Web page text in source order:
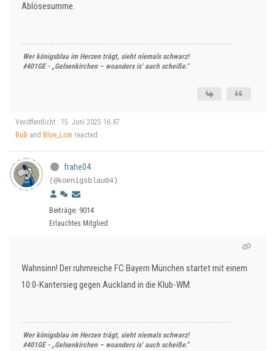
Ablösesumme.
Wer königsblau im Herzen trägt, sieht niemals schwarz!
#401GE - „Gelsenkirchen – woanders is’ auch scheiße.“
Veröffentlicht : 15. Juni 2025 16:47
BuB and Blue_Lion reacted
frahe04
(@koenigsblau04)
Beiträge: 9014
Erlauchtes Mitglied
Wahnsinn! Der ruhmreiche FC Bayern München startet mit einem
10:0-Kantersieg gegen Auckland in die Klub-WM.
Wer königsblau im Herzen trägt, sieht niemals schwarz!
#401GE - „Gelsenkirchen – woanders is’ auch scheiße.“